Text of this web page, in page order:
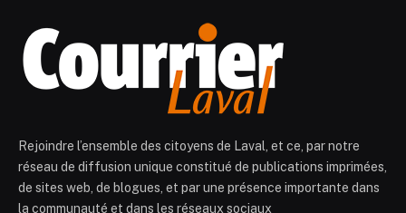
Rejoindre l’ensemble des citoyens de Laval, et ce, par notre
réseau de diffusion unique constitué de publications imprimées,
de sites web, de blogues, et par une présence importante dans
la communauté et dans les réseaux sociaux